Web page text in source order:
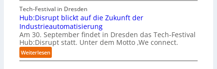
r
E
d
g
e
-
I
n
t
i
e
r
u
n
g
n
S
c
h
w
a
b
w
o
l
l
e
n
A
A
Z
ü
r
i
c
Tech-Festival in Dresden
Hub:Disrupt blickt auf die Zukunft der
Industrieautomatisierung
Am 30. September findet in Dresden das Tech-Festival
Hub:Disrupt statt. Unter dem Motto ‚We connect.
Weiterlesen:
H